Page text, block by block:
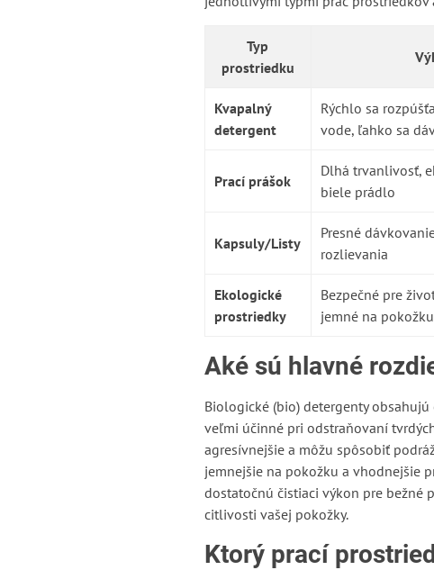
Typ
prostriedku
Kvapalný
detergent
Rýchlo sa
vode, ľahko sa
Prací prášok
Dlhá trvanlivosť,
biele prádlo
Kapsuly/Listy
Presné
rozlievania
Ekologické
prostriedky
Bezpečné pre
jemné na pokožku
Aké sú hlavné
Biologické (bio) detergenty
veľmi účinné pri odstraňovaní
agresívnejšie a môžu spôsobiť
jemnejšie na pokožku a vhodnejšie
dostatočnú čistiaci výkon pre bežné
citlivosti vašej pokožky.
Ktorý prací